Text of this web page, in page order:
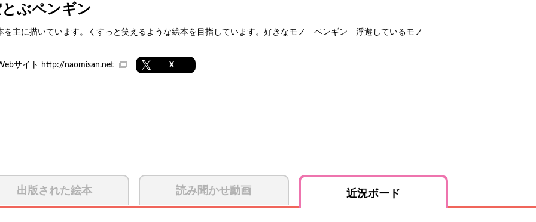
ぶペンギン
を主に描いています。くすっと笑えるような絵本を目指しています。好きなモノ ペンギン 浮遊しているモノ
サイト http://naomisan.net X
出版された絵本 読み聞かせ動画 近況ボード